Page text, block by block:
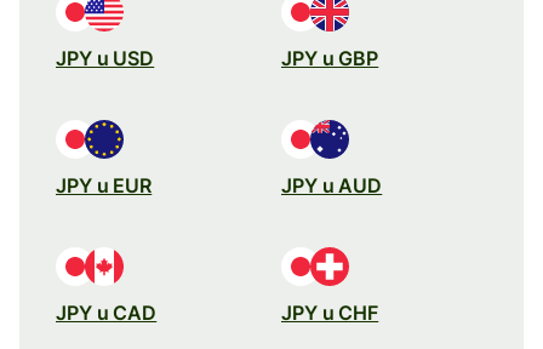
JPY u USD JPY u GBP
JPY u EUR JPY u AUD
JPY u CAD JPY u CHF